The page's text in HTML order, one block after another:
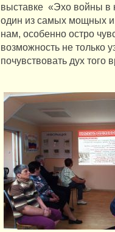
выставке «Эхо войны в
один из самых мощных
нам, особенно остро
возможность не только
почувствовать дух того